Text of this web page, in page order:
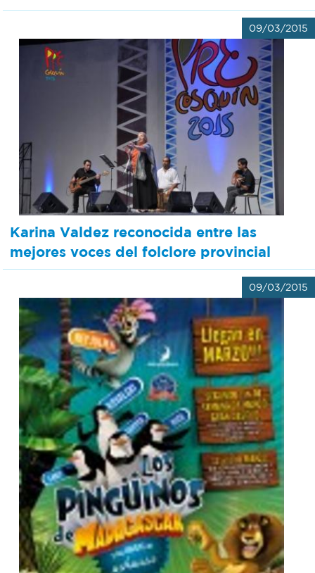
09/03/2015
Karina Valdez reconocida entre las
mejores voces del folclore provincial
09/03/2015